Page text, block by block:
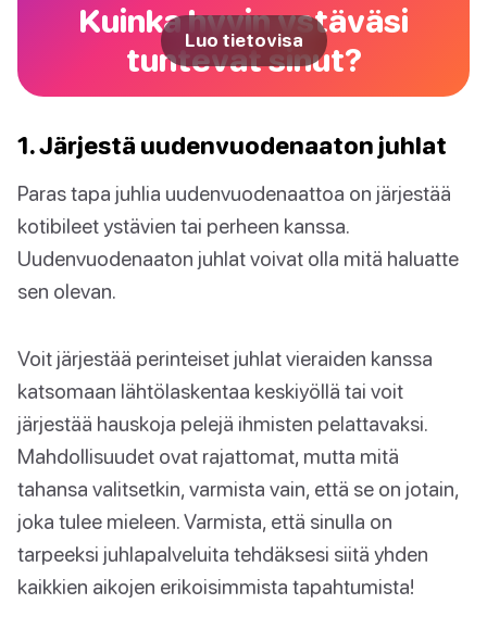
Kuinka hyvin ystäväsi
tuntevat sinut?
Luo tietovisa
1. Järjestä uudenvuodenaaton juhlat
Paras tapa juhlia uudenvuodenaattoa on järjestää
kotibileet ystävien tai perheen kanssa.
Uudenvuodenaaton juhlat voivat olla mitä haluatte
sen olevan.
Voit järjestää perinteiset juhlat vieraiden kanssa
katsomaan lähtölaskentaa keskiyöllä tai voit
järjestää hauskoja pelejä ihmisten pelattavaksi.
Mahdollisuudet ovat rajattomat, mutta mitä
tahansa valitsetkin, varmista vain, että se on jotain,
joka tulee mieleen. Varmista, että sinulla on
tarpeeksi juhlapalveluita tehdäksesi siitä yhden
kaikkien aikojen erikoisimmista tapahtumista!